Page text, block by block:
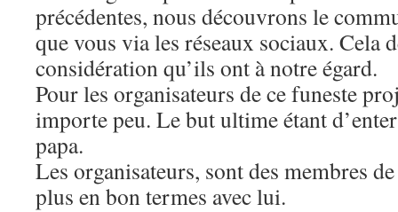
précédentes, nous découvrons le
que vous via les réseaux sociaux. Cela
considération qu’ils ont à notre égard.
Pour les organisateurs de ce funeste
importe peu. Le but ultime étant
papa.
Les organisateurs, sont des membres
plus en bon termes avec lui.